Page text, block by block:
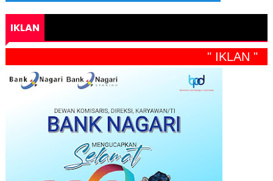
IKLAN
" IKLAN "